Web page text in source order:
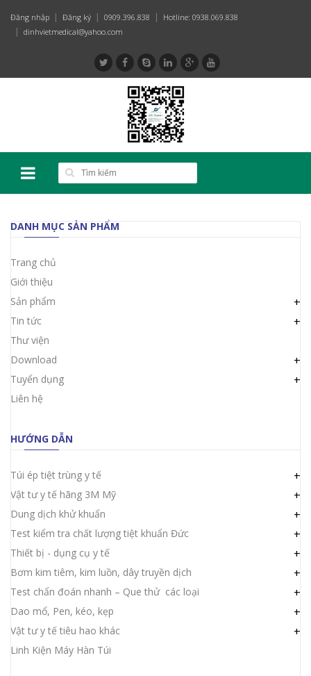
Đăng nhập Đăng ký 0909.396.838
Hotline: 0938.069.838
dinhvietmedical@yahoo.com
DANH MỤC SẢN PHẨM
Trang chủ
Giới thiệu
Sản phẩm
+
Tin tức +
Thư viện
Download
+
Tuyển dụng +
Liên hệ
HƯỚNG DẪN
Túi ép tiệt trùng y tế +
Vật tư y tế hãng 3M Mỹ +
Dung dịch khử khuẩn +
Test kiểm tra chất lượng tiệt khuẩn Đức +
Thiết bị - dụng cụ y tế +
Bơm kim tiêm, kim luồn, dây truyền dịch +
Test chẩn đoán nhanh – Que thử các loại +
Dao mổ, Pen, kéo, kẹp +
Vật tư y tế tiêu hao khác +
Linh Kiện Máy Hàn Túi